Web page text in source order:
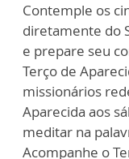
Contemple os
diretamente do
e prepare seu
Terço de
missionários
Aparecida aos
meditar na
Acompanhe o